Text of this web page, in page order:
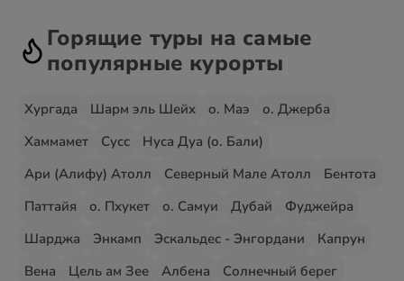
Горящие туры на самые
популярные курорты
Хургада Шарм эль Шейх о. Маэ
о. Джерба
Хаммамет
Сусс
Нуса Дуа (о. Бали)
Ари (Алифу) Атолл
Северный Мале Атолл
Бентота
Паттайя
о. Пхукет о. Самуи Дубай
Фуджейра
Шарджа
Энкамп Эскальдес - Энгордани
Капрун
Вена
Цель ам Зее Албена
Солнечный берег